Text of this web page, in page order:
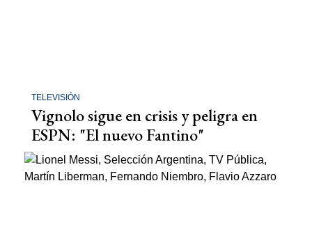
TELEVISIÓN
Vignolo sigue en crisis y peligra en
ESPN: "El nuevo Fantino"